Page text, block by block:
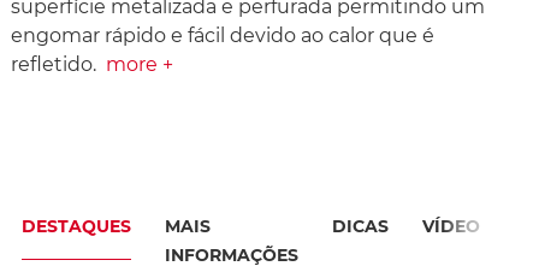
superfície metalizada e perfurada permitindo um
engomar rápido e fácil devido ao calor que é
refletido. more +
DESTAQUES
MAIS
INFORMAÇÕES
DICAS VÍDEO